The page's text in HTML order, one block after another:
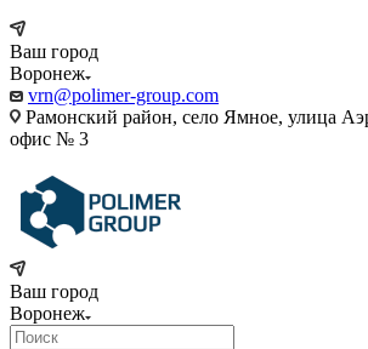
Ваш город
Воронеж
vrn@polimer-group.com
Рамонский район, село Ямное, улица
офис № 3
Ваш город
Воронеж